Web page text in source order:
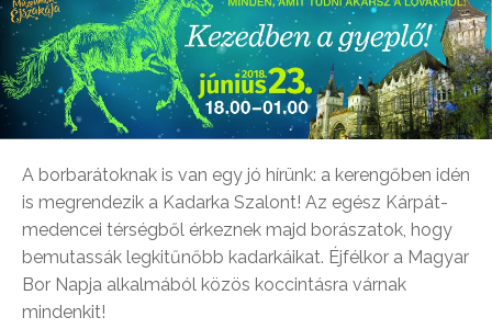
A borbarátoknak is van egy jó hírünk: a kerengőben idén
is megrendezik a Kadarka Szalont! Az egész Kárpát-
medencei térségből érkeznek majd borászatok, hogy
bemutassák legkitűnőbb kadarkáikat. Éjfélkor a Magyar
Bor Napja alkalmából közös koccintásra várnak
mindenkit!